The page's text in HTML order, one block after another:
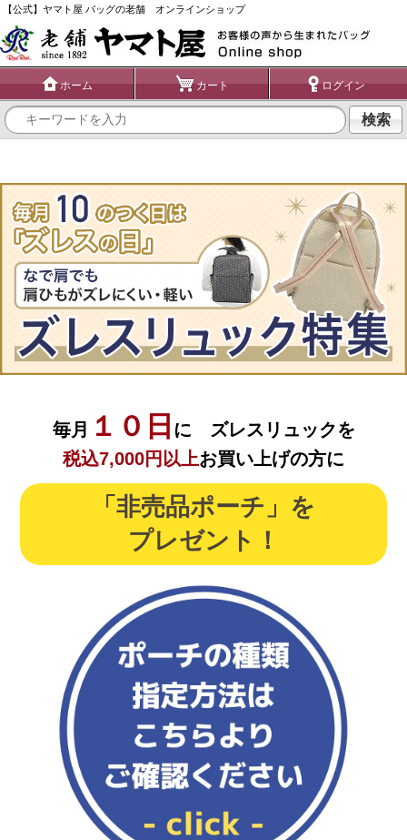
【公式】ヤマト屋 バッグの老舗 オンラインショップ
ホーム カート ログイン
検索
毎月 １０日 に ズレスリュックを
税込7,000円以上お買い上げの方に
「非売品ポーチ」を
プレゼント！